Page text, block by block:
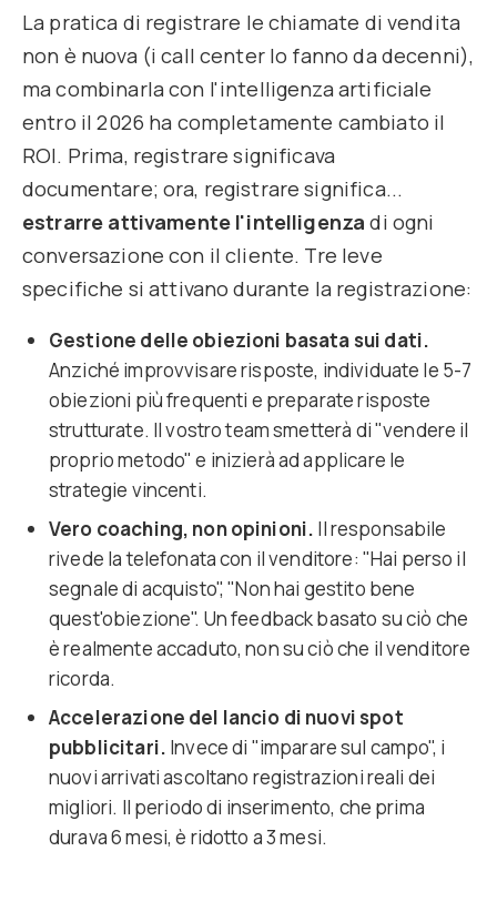
La pratica di registrare le chiamate di vendita
non è nuova (i call center lo fanno da decenni),
ma combinarla con l'intelligenza artificiale
entro il 2026 ha completamente cambiato il
ROI. Prima, registrare significava
documentare; ora, registrare significa...
estrarre attivamente l'intelligenza di ogni
conversazione con il cliente. Tre leve
specifiche si attivano durante la registrazione:
Gestione delle obiezioni basata sui dati.
Anziché improvvisare risposte, individuate le 5-7
obiezioni più frequenti e preparate risposte
strutturate. Il vostro team smetterà di "vendere il
proprio metodo" e inizierà ad applicare le
strategie vincenti.
Vero coaching, non opinioni. Il responsabile
rivede la telefonata con il venditore: "Hai perso il
segnale di acquisto", "Non hai gestito bene
quest'obiezione". Un feedback basato su ciò che
è realmente accaduto, non su ciò che il venditore
ricorda.
Accelerazione del lancio di nuovi spot
pubblicitari. Invece di "imparare sul campo", i
nuovi arrivati ascoltano registrazioni reali dei
migliori. Il periodo di inserimento, che prima
durava 6 mesi, è ridotto a 3 mesi.